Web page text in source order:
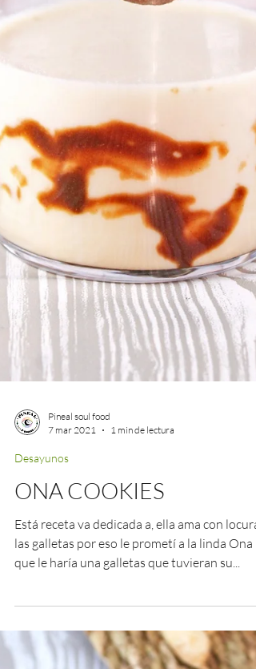
Pineal soul food
7 mar 2021
1 min de lectura
Desayunos
ONA COOKIES
Está receta va dedicada a, ella ama con locura
las galletas por eso le prometí a la linda Ona